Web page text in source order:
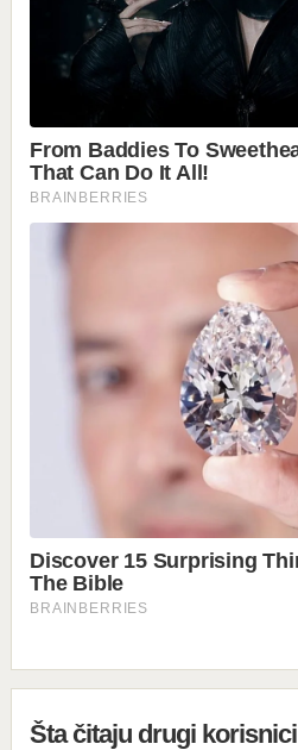
Šta čitaju drugi korisnici